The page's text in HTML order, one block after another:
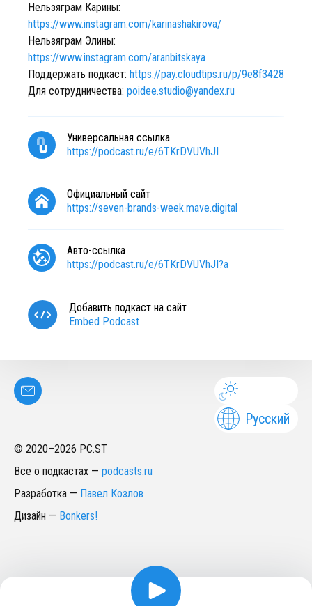
Нельзяграм Карины:
https://www.instagram.com/karinashakirova/
Нельзяграм Элины:
https://www.instagram.com/aranbitskaya
Поддержать подкаст: https://pay.cloudtips.ru/p/9e8f3428
Для сотрудничества: poidee.studio@yandex.ru
Универсальная ссылка
https://podcast.ru/e/6TKrDVUVhJI
Официальный сайт
https://seven-brands-week.mave.digital
Авто-ссылка
https://podcast.ru/e/6TKrDVUVhJI?a
Добавить подкаст на сайт
Embed Podcast
Русский
© 2020–2026 PC.ST
Все о подкастах — podcasts.ru
Разработка — Павел Козлов
Дизайн — Bonkers!